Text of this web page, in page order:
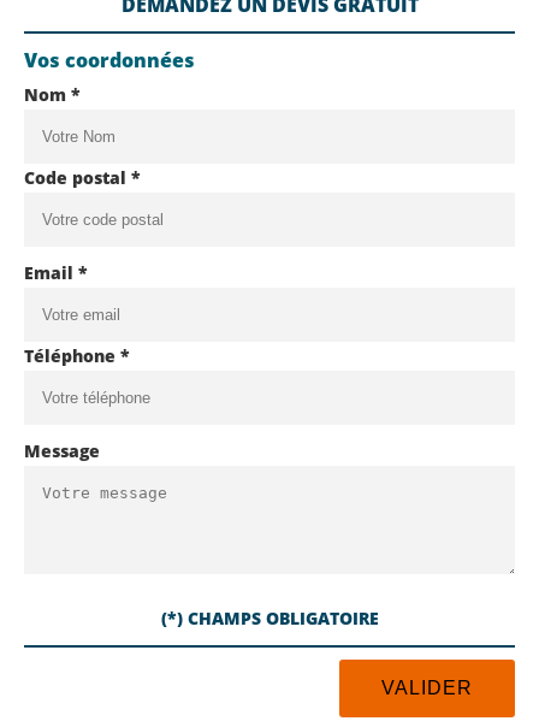
Vos coordonnées
Nom *
Code postal *
Email *
Téléphone *
Message
(*) CHAMPS OBLIGATOIRE